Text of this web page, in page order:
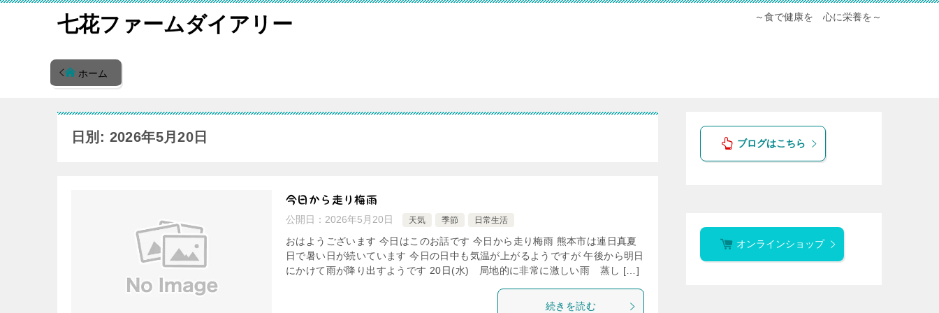
七花ファームダイアリー ～食で健康を 心に栄養を～
ホーム
日別: 2026年5月20日
今日から走り梅雨
公開日： 2026年5月20日 天気 季節 日常生活
おはようございます 今日はこのお話です 今日から走り梅雨 熊本市は連日真夏
日で暑い日が続いています 今日の日中も気温が上がるようですが 午後から明日
にかけて雨が降り出すようです 20日(水) 局地的に非常に激しい雨 蒸し […]
続きを読む
ブログはこちら
オンラインショップ